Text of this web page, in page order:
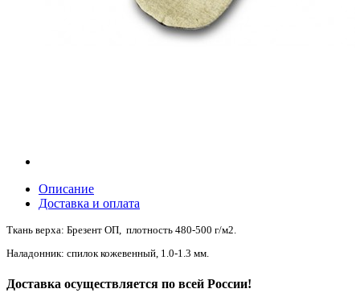
Описание
Доставка и оплата
Ткань верха: Брезент ОП , плотность 480-500 г/м2.
Наладонник: спилок кожевенный, 1.0-1.3 мм.
Доставка осуществляется по всей России!